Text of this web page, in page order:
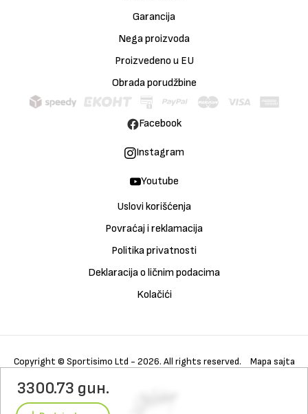
Kupi Galerija
Materijali
3300.73 дин.
Garancija
Nega proizvoda
Proizvedeno u EU
Obrada porudžbine
Uslovi korišćenja
Povraćaj i reklamacija
Politika privatnosti
Deklaracija o ličnim podacima
Kolačići
Facebook
Instagram
Youtube
Copyright © Sportisimo Ltd - 2026. All rights reserved. Mapa sajta